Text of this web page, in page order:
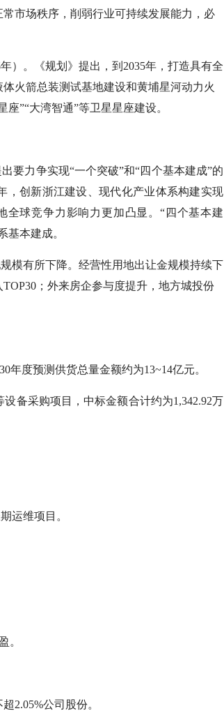
市场秩序，削弱行业可持续发展能力，必
）。《规划》提出，到2035年，打造具有全
火箭总装测试基地建设和黄埔星河动力火
”“大湾智通”等卫星星座建设。
要力争实现“一个突破”和“四个基本建成”的
，创新浙江建设、现代化产业体系构建实现
球竞争力影响力更加凸显。“四个基本建
基本建成。
模有所下降。经营性用地出让金规模持续下
；外来房企参与度提升，地方城投份
年度预测供货总量金额约为13~14亿元。
备采购项目，中标金额合计约为1,342.92万
运维项目。
。
2.05%公司股份。